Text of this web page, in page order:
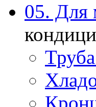
05. Для